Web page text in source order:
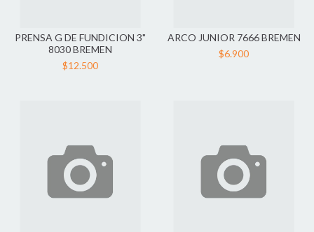
PRENSA G DE FUNDICION 3"
8030 BREMEN
$12.500
ARCO JUNIOR 7666 BREMEN
$6.900